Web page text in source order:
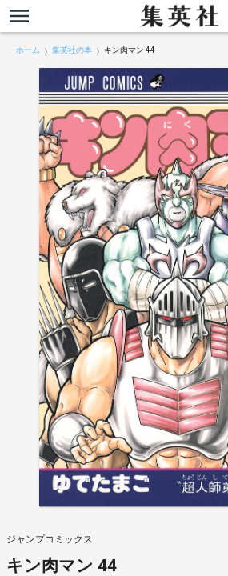
ホーム 集英社の本 キン肉マン 44
ジャンプコミックス
キン肉マン 44